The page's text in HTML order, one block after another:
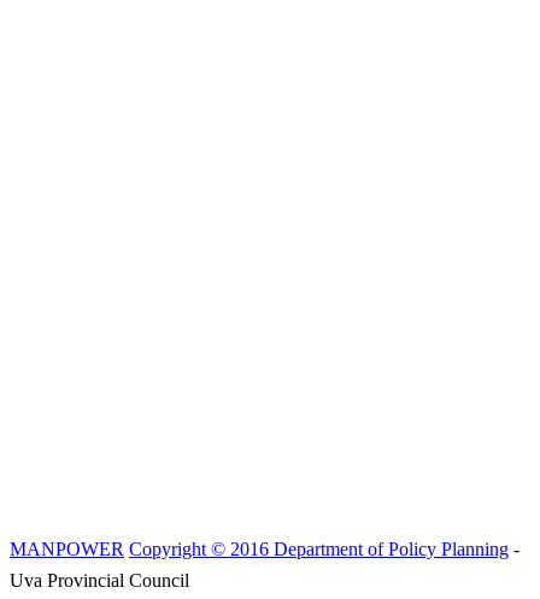
MANPOWER Copyright © 2016 Department of Policy Planning -
Uva Provincial Council